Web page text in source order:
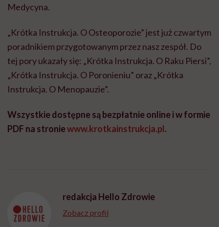
Medycyna.
„Krótka Instrukcja. O Osteoporozie” jest już czwartym
poradnikiem przygotowanym przez nasz zespół. Do
tej pory ukazały się: „Krótka Instrukcja. O Raku Piersi”,
„Krótka Instrukcja. O Poronieniu” oraz „Krótka
Instrukcja. O Menopauzie”.
Wszystkie dostępne są bezpłatnie online i w formie
PDF na stroniewww.krotkainstrukcja.pl.
redakcja Hello Zdrowie
Zobacz profil